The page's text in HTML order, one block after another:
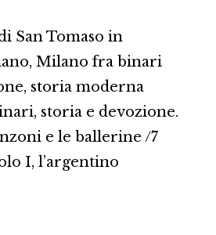
San Tomaso in
, Milano fra binari
, storia moderna
storia e devozione.
e le ballerine /7
I, l’argentino